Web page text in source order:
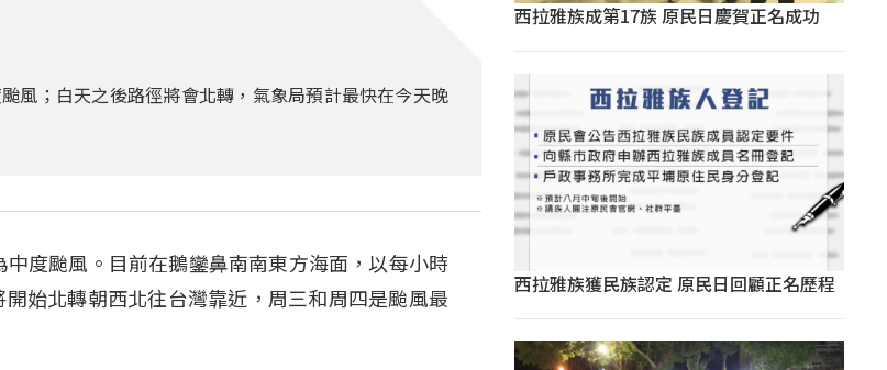
風；白天之後路徑將會北轉，氣象局預計最快在今天晚
度颱風。目前在鵝鑾鼻南南東方海面，以每小時
始北轉朝西北往台灣靠近，周三和周四是颱風最
西拉雅族成第17族 原民日慶賀正名成功
西拉雅族獲民族認定 原民日回顧正名歷程